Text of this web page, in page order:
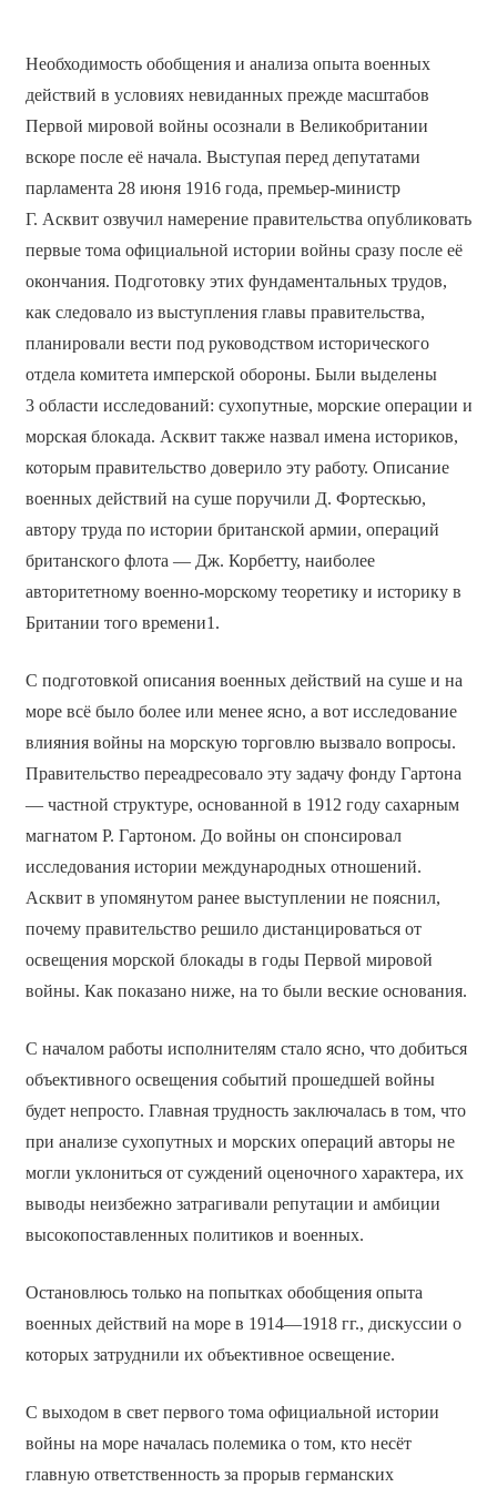
Необходимость обобщения и анализа опыта военных
действий в условиях невиданных прежде масштабов
Первой мировой войны осознали в Великобритании
вскоре после её начала. Выступая перед депутатами
парламента 28 июня 1916 года, премьер-министр
Г. Асквит озвучил намерение правительства опубликовать
первые тома официальной истории войны сразу после её
окончания. Подготовку этих фундаментальных трудов,
как следовало из выступления главы правительства,
планировали вести под руководством исторического
отдела комитета имперской обороны. Были выделены
3 области исследований: сухопутные, морские операции и
морская блокада. Асквит также назвал имена историков,
которым правительство доверило эту работу. Описание
военных действий на суше поручили Д. Фортескью,
автору труда по истории британской армии, операций
британского флота — Дж. Корбетту, наиболее
авторитетному военно-морскому теоретику и историку в
Британии того времени1.
С подготовкой описания военных действий на суше и на
море всё было более или менее ясно, а вот исследование
влияния войны на морскую торговлю вызвало вопросы.
Правительство переадресовало эту задачу фонду Гартона
— частной структуре, основанной в 1912 году сахарным
магнатом Р. Гартоном. До войны он спонсировал
исследования истории международных отношений.
Асквит в упомянутом ранее выступлении не пояснил,
почему правительство решило дистанцироваться от
освещения морской блокады в годы Первой мировой
войны. Как показано ниже, на то были веские основания.
С началом работы исполнителям стало ясно, что добиться
объективного освещения событий прошедшей войны
будет непросто. Главная трудность заключалась в том, что
при анализе сухопутных и морских операций авторы не
могли уклониться от суждений оценочного характера, их
выводы неизбежно затрагивали репутации и амбиции
высокопоставленных политиков и военных.
Остановлюсь только на попытках обобщения опыта
военных действий на море в 1914—1918 гг., дискуссии о
которых затруднили их объективное освещение.
С выходом в свет первого тома официальной истории
войны на море началась полемика о том, кто несёт
главную ответственность за прорыв германских